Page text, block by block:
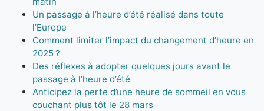
Un passage à l’heure d’été réalisé dans toute
l’Europe
Comment limiter l’impact du changement d’heure en
2025 ?
Des réflexes à adopter quelques jours avant le
passage à l’heure d’été
Anticipez la perte d’une heure de sommeil en vous
couchant plus tôt le 28 mars